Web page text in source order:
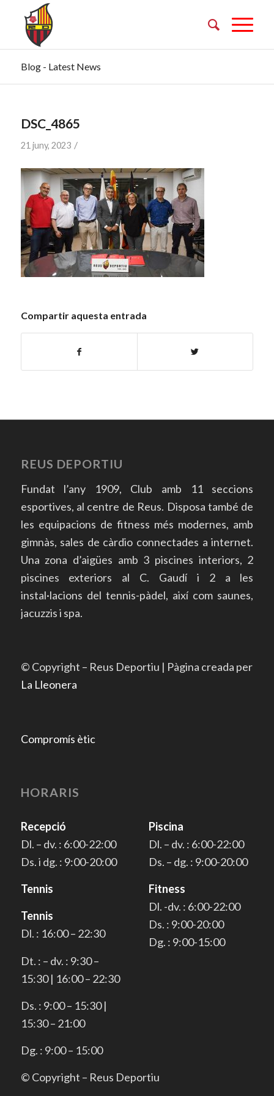
Blog - Latest News
DSC_4865
21 juny, 2023 /
Compartir aquesta entrada
REUS DEPORTIU
Fundat l’any 1909, Club amb 11 seccions
esportives, al centre de Reus. Disposa també de
les equipacions de fitness més modernes, amb
gimnàs, sales de càrdio connectades a internet.
Una zona d’aigües amb 3 piscines interiors, 2
piscines exteriors al C. Gaudí i 2 a les
instal·lacions del tennis-pàdel, així com saunes,
jacuzzis i spa.
© Copyright – Reus Deportiu | Pàgina creada per
La Lleonera
Compromís ètic
HORARIS
Recepció
Dl. – dv. : 6:00-22:00
Ds. i dg. : 9:00-20:00
Tennis
Tennis
Dl. : 16:00 – 22:30
Dt. : – dv. : 9:30 –
15:30 | 16:00 – 22:30
Ds. : 9:00 – 15:30 |
15:30 – 21:00
Dg. : 9:00 – 15:00
Piscina
Dl. – dv. : 6:00-22:00
Ds. – dg. : 9:00-20:00
Fitness
Dl. -dv. : 6:00-22:00
Ds. : 9:00-20:00
Dg. : 9:00-15:00
© Copyright – Reus Deportiu